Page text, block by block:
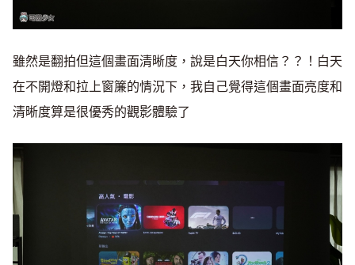
雖然是翻拍但這個畫面清晰度，說是白天你相信？？！白天
在不開燈和拉上窗簾的情況下，我自己覺得這個畫面亮度和
清晰度算是很優秀的觀影體驗了